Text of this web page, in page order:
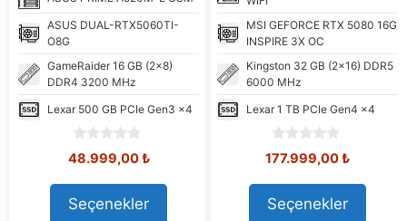
ASUS DUAL-RTX5060TI-
O8G
GameRaider 16 GB (2x8)
DDR4 3200 MHz
Lexar 500 GB PCIe Gen3 x4
0
o
u
t
o
Orijinal
59.456,81 ₺.
48.999,00₺Şu
Seçenekler
MSI GEFORCE RTX 5080 16G
INSPIRE 3X OC
Kingston 32 GB (2x16) DDR5
6000 MHz
Lexar 1 TB PCIe Gen4 x4
0
o
u
t
o
Orijinal
180.307,66 ₺.
177.999,00₺Şu
Seçenekler